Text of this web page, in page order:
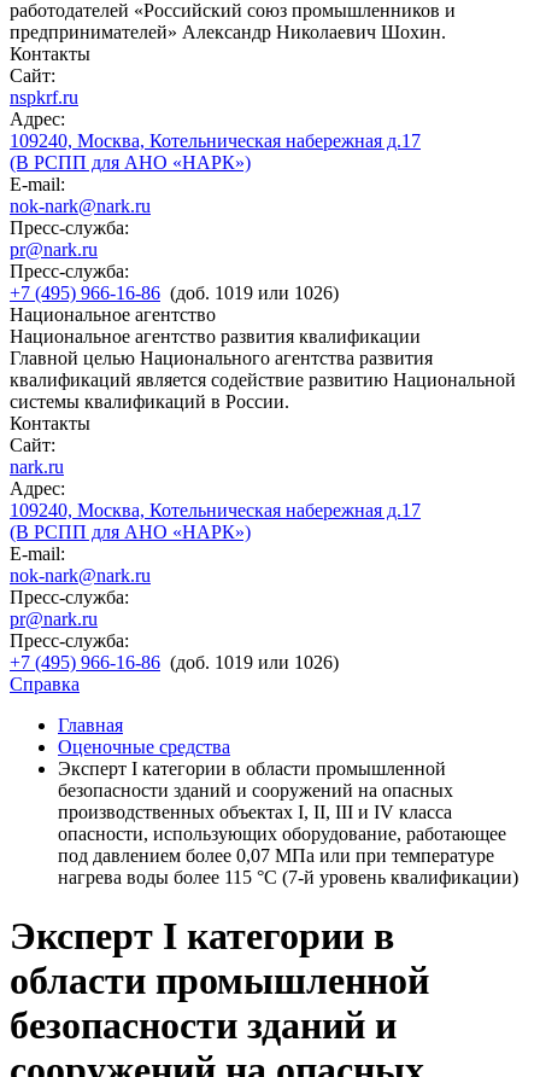
работодателей «Российский союз промышленников и
предпринимателей» Александр Николаевич Шохин.
Контакты
Сайт:
nspkrf.ru
Адрес:
109240, Москва, Котельническая набережная д.17
(В РСПП для АНО «НАРК»)
E-mail:
nok-nark@nark.ru
Пресс-служба:
pr@nark.ru
Пресс-служба:
+7 (495) 966-16-86 (доб. 1019 или 1026)
Национальное агентство
Национальное агентство развития квалификации
Главной целью Национального агентства развития
квалификаций является содействие развитию Национальной
системы квалификаций в России.
Контакты
Сайт:
nark.ru
Адрес:
109240, Москва, Котельническая набережная д.17
(В РСПП для АНО «НАРК»)
E-mail:
nok-nark@nark.ru
Пресс-служба:
pr@nark.ru
Пресс-служба:
+7 (495) 966-16-86 (доб. 1019 или 1026)
Справка
Главная
Оценочные средства
Эксперт I категории в области промышленной
безопасности зданий и сооружений на опасных
производственных объектах I, II, III и IV класса
опасности, использующих оборудование, работающее
под давлением более 0,07 МПа или при температуре
нагрева воды более 115 °C (7-й уровень квалификации)
Эксперт I категории в
области промышленной
безопасности зданий и